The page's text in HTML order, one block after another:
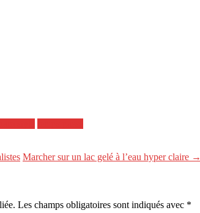
Marcher sur un lac gelé à l’eau hyper claire →
Les champs obligatoires sont indiqués avec *